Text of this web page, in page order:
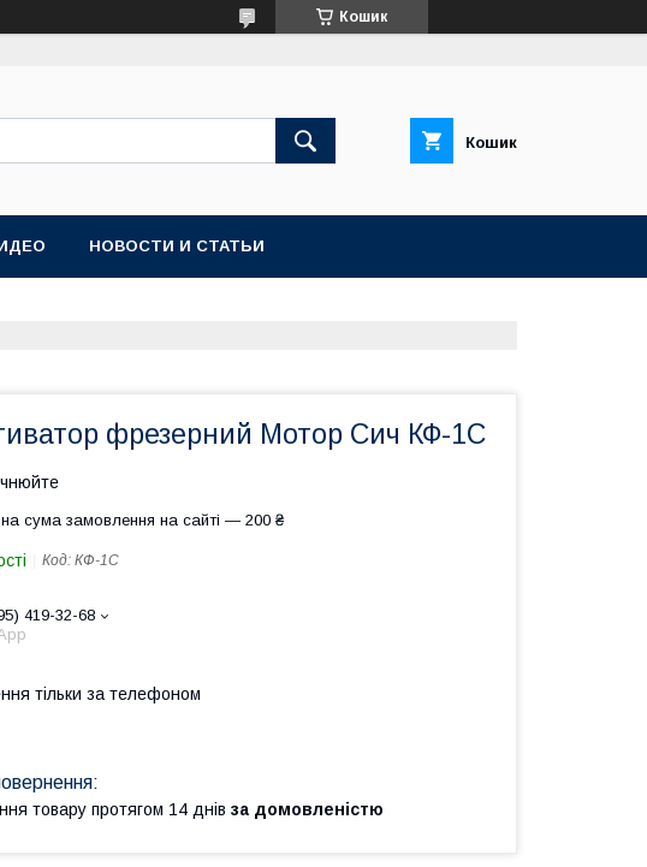
Кошик
Кошик
НОВОСТИ И СТАТЬИ
фрезерний Мотор Сич КФ-1С
сума замовлення на сайті — 200 ₴
Код: КФ-1С
419-32-68
тільки за телефоном
товару протягом 14 днів за домовленістю